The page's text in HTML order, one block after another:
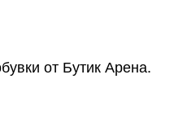
от Бутик Арена.